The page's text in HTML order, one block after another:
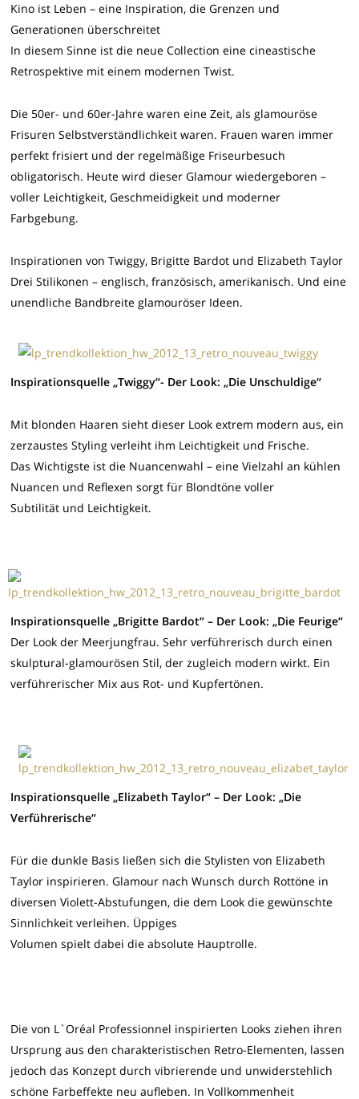
Kino ist Leben – eine Inspiration, die Grenzen und
Generationen überschreitet
In diesem Sinne ist die neue Collection eine cineastische
Retrospektive mit einem modernen Twist.
Die 50er- und 60er-Jahre waren eine Zeit, als glamouröse
Frisuren Selbstverständlichkeit waren. Frauen waren immer
perfekt frisiert und der regelmäßige Friseurbesuch
obligatorisch. Heute wird dieser Glamour wiedergeboren –
voller Leichtigkeit, Geschmeidigkeit und moderner
Farbgebung.
Inspirationen von Twiggy, Brigitte Bardot und Elizabeth Taylor
Drei Stilikonen – englisch, französisch, amerikanisch. Und eine
unendliche Bandbreite glamouröser Ideen.
Inspirationsquelle „Twiggy“- Der Look: „Die Unschuldige“
Mit blonden Haaren sieht dieser Look extrem modern aus, ein
zerzaustes Styling verleiht ihm Leichtigkeit und Frische.
Das Wichtigste ist die Nuancenwahl – eine Vielzahl an kühlen
Nuancen und Reflexen sorgt für Blondtöne voller
Subtilität und Leichtigkeit.
Inspirationsquelle „Brigitte Bardot“ – Der Look: „Die Feurige“
Der Look der Meerjungfrau. Sehr verführerisch durch einen
skulptural-glamourösen Stil, der zugleich modern wirkt. Ein
verführerischer Mix aus Rot- und Kupfertönen.
Inspirationsquelle „Elizabeth Taylor“ – Der Look: „Die
Verführerische“
Für die dunkle Basis ließen sich die Stylisten von Elizabeth
Taylor inspirieren. Glamour nach Wunsch durch Rottöne in
diversen Violett-Abstufungen, die dem Look die gewünschte
Sinnlichkeit verleihen. Üppiges
Volumen spielt dabei die absolute Hauptrolle.
Die von L`Oréal Professionnel inspirierten Looks ziehen ihren
Ursprung aus den charakteristischen Retro-Elementen, lassen
jedoch das Konzept durch vibrierende und unwiderstehlich
schöne Farbeffekte neu aufleben. In Vollkommenheit